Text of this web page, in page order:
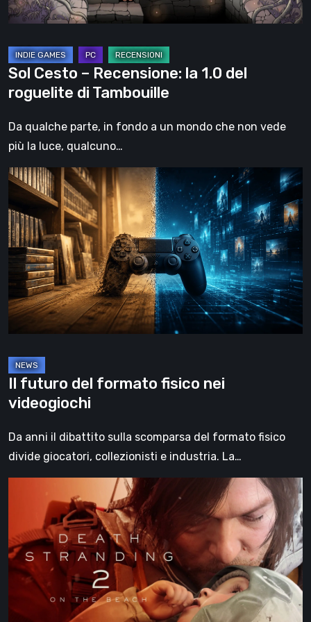
di
Sol Cesto – Recensione: la 1.0 del
roguelite di Tambouille
Da qualche parte, in fondo a un mondo che non vede
più la luce, qualcuno…
Il
futuro
del
formato
fisico
videogiochi
Il futuro del formato fisico nei
videogiochi
Da anni il dibattito sulla scomparsa del formato fisico
divide giocatori, collezionisti e industria. La…
Stranding
On
the
Beach,